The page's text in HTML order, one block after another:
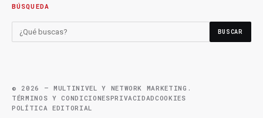
BÚSQUEDA
BUSCAR
© 2026 — MULTINIVEL Y NETWORK MARKETING.
TÉRMINOS Y CONDICIONESPRIVACIDADCOOKIES
POLÍTICA EDITORIAL